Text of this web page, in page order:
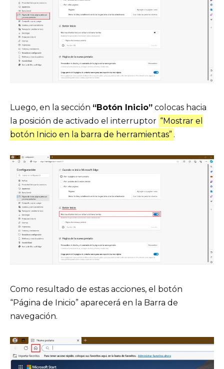
Luego, en la sección “Botón Inicio” colocas hacia
la posición de activado el interruptor “Mostrar el
botón Inicio en la barra de herramientas” .
Como resultado de estas acciones, el botón
“Página de Inicio” aparecerá en la Barra de
navegación.